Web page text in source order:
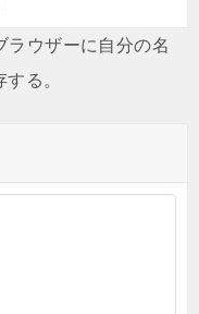
ラウザーに自分の名
る。